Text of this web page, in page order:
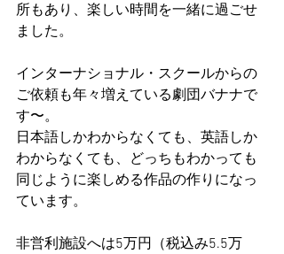
所もあり、楽しい時間を一緒に過ごせ
ました。
インターナショナル・スクールからの
ご依頼も年々増えている劇団バナナで
す〜。
日本語しかわからなくても、英語しか
わからなくても、どっちもわかっても
同じように楽しめる作品の作りになっ
ています。
非営利施設へは5万円（税込み5.5万